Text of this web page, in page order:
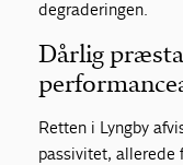
degraderingen.
Dårlig
Retten i Lyngby
passivitet, allerede